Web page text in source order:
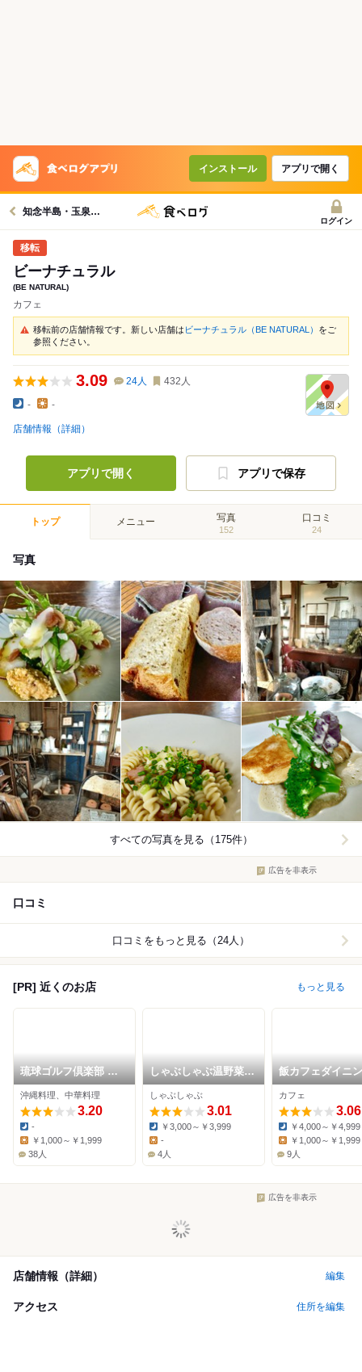
インストール アプリで開く
知念半島・玉泉洞・中城湾沿岸グルメへ
ログイン
ビーナチュラル
(BE NATURAL)
カフェ
移転前の店舗情報です。新しい店舗は ビーナチュラル（BE NATURAL） をご
参照ください。
3.09 24人 432 人
- -
店舗情報（詳細）
アプリで開く アプリで保存
トップ メニュー 写真
152
口コミ
24
写真
すべての写真を見る（175件）
広告を非表示
口コミ
口コミをもっと見る（24人）
[PR] 近くのお店 もっと見る
琉球ゴルフ倶楽部 レ
ストラン
沖縄料理、中華料理
3.20
Dinner:
-
Lunch:
￥1,000～￥1,999
38人
しゃぶしゃぶ温野菜
豊崎店
しゃぶしゃぶ
3.01
Dinner:
￥3,000～￥3,999
Lunch:
-
4人
飯カフェダイニ
南風
カフェ
3.06
Dinner:
￥4,000～￥4,999
Lunch:
￥1,000～￥1,999
9人
広告を非表示
店舗情報（詳細） 編集
アクセス 住所を編集